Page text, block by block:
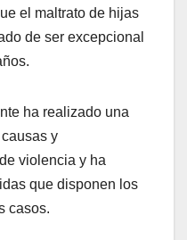
el maltrato de hijas
de ser excepcional
ha realizado una
y
violencia y ha
que disponen los
casos.